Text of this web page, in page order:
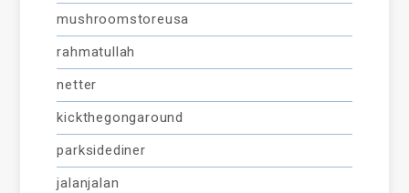
mushroomstoreusa
rahmatullah
netter
kickthegongaround
parksidediner
jalanjalan